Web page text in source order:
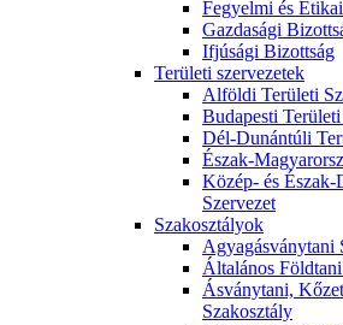
Fegyelmi és
Gazdasági
Ifjúsági Bizottság
Területi szervezetek
Alföldi Területi
Budapesti
Dél-Dunántúli
Észak-
Közép- és
Szervezet
Szakosztályok
Agyagásványtani
Általános
Ásványtani,
Szakosztály